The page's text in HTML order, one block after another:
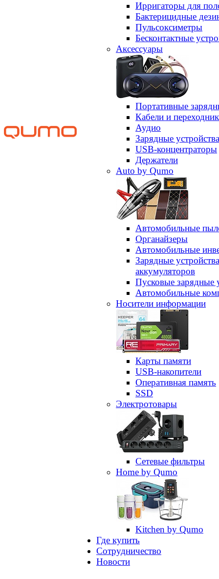
Ирригаторы для
Бактерицидные
Пульсоксиметры
Бесконтактные
Аксессуары
Портативные
Кабели и
Аудио
Зарядные устройства
USB-концентраторы
Держатели
Auto by Qumo
Автомобильные
Органайзеры
Автомобильные
Зарядные
аккумуляторов
Пусковые зарядные
Автомобильные
Носители информации
Карты памяти
USB-накопители
Оперативная память
SSD
Электротовары
Сетевые фильтры
Home by Qumo
Kitchen by Qumo
Где купить
Сотрудничество
Новости